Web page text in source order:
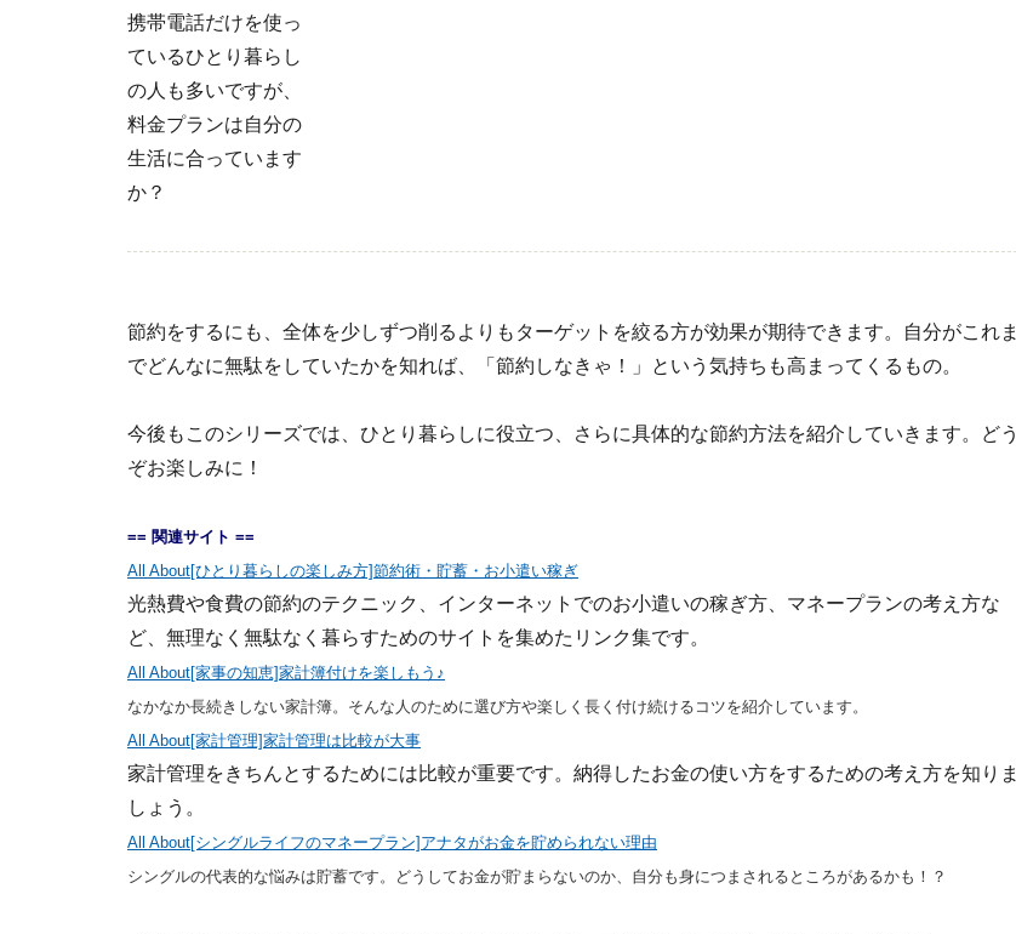
携帯電話だけを使っ
ているひとり暮らし
の人も多いですが、
料金プランは自分の
生活に合っています
か？
節約をするにも、全体を少しずつ削るよりもターゲットを絞る方が効果が期待できます。自分がこれま
でどんなに無駄をしていたかを知れば、「節約しなきゃ！」という気持ちも高まってくるもの。
今後もこのシリーズでは、ひとり暮らしに役立つ、さらに具体的な節約方法を紹介していきます。どう
ぞお楽しみに！
== 関連サイト ==
All About[ひとり暮らしの楽しみ方]節約術・貯蓄・お小遣い稼ぎ
光熱費や食費の節約のテクニック、インターネットでのお小遣いの稼ぎ方、マネープランの考え方な
ど、無理なく無駄なく暮らすためのサイトを集めたリンク集です。
All About[家事の知恵]家計簿付けを楽しもう♪
なかなか長続きしない家計簿。そんな人のために選び方や楽しく長く付け続けるコツを紹介しています。
All About[家計管理]家計管理は比較が大事
家計管理をきちんとするためには比較が重要です。納得したお金の使い方をするための考え方を知りま
しょう。
All About[シングルライフのマネープラン]アナタがお金を貯められない理由
シングルの代表的な悩みは貯蓄です。どうしてお金が貯まらないのか、自分も身につまされるところがあるかも！？